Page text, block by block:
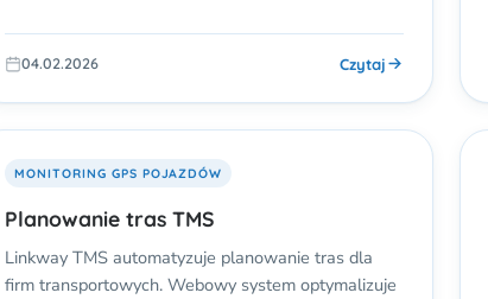
04.02.2026 Czytaj
MONITORING GPS POJAZDÓW
Planowanie tras TMS
Linkway TMS automatyzuje planowanie tras dla
firm transportowych. Webowy system optymalizuje